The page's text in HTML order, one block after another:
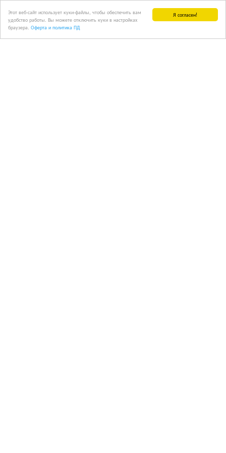
Я согласен!
Этот веб-сайт использует куки-файлы, чтобы обеспечить вам
удобство работы. Вы можете отключить куки в настройках
браузера. Оферта и политика ПД